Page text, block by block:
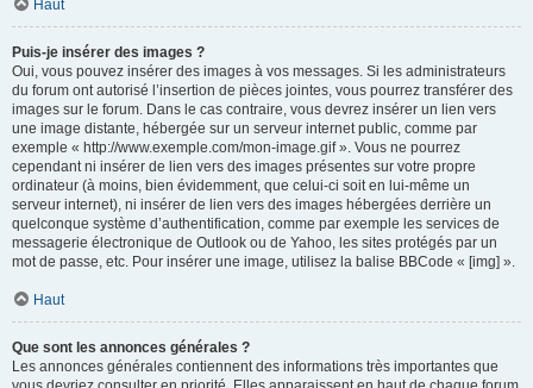
Haut
Puis-je insérer des images ?
Oui, vous pouvez insérer des images à vos messages. Si les administrateurs
du forum ont autorisé l’insertion de pièces jointes, vous pourrez transférer des
images sur le forum. Dans le cas contraire, vous devrez insérer un lien vers
une image distante, hébergée sur un serveur internet public, comme par
exemple « http://www.exemple.com/mon-image.gif ». Vous ne pourrez
cependant ni insérer de lien vers des images présentes sur votre propre
ordinateur (à moins, bien évidemment, que celui-ci soit en lui-même un
serveur internet), ni insérer de lien vers des images hébergées derrière un
quelconque système d’authentification, comme par exemple les services de
messagerie électronique de Outlook ou de Yahoo, les sites protégés par un
mot de passe, etc. Pour insérer une image, utilisez la balise BBCode « [img] ».
Haut
Que sont les annonces générales ?
Les annonces générales contiennent des informations très importantes que